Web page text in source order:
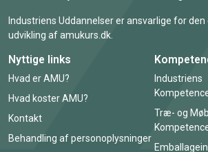
Industriens Uddannelser er ansvarlige for
udvikling af amukurs.dk.
Nyttige links
Hvad er AMU?
Hvad koster AMU?
Kontakt
Behandling af personoplysninger
Industriens
Træ- og